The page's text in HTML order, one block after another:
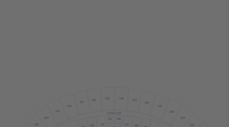
C274-C237
132 131
130 128
127 126
334
333
332
331
330 329 328 327
326
325
324
323
335 322